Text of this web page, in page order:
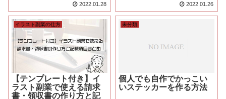
2022.01.28 2022.01.26
イラスト副業の仕方
【テンプレート付き】イ
ラスト副業で使える請求
書・領収書の作り方と記
未分類
個人でも自作でかっこい
いステッカーを作る方法